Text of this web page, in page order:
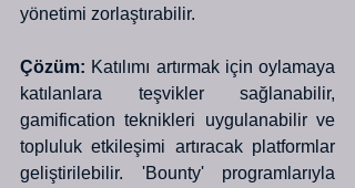
yönetimi zorlaştırabilir.
Çözüm: Katılımı artırmak için oylamaya
katılanlara teşvikler sağlanabilir,
gamification teknikleri uygulanabilir ve
topluluk etkileşimi artıracak platformlar
geliştirilebilir. 'Bounty' programlarıyla